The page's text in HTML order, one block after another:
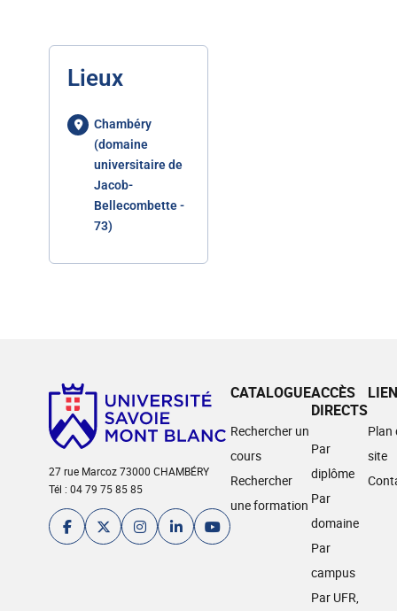
Lieux
Chambéry
(domaine
universitaire de
Jacob-
Bellecombette -
73)
27 rue Marcoz 73000 CHAMBÉRY
Tél : 04 79 75 85 85
CATALOGUE
Rechercher un
cours
Rechercher
une formation
ACCÈS
DIRECTS
Par
diplôme
Par
domaine
Par
campus
Par UFR,
Plan
site